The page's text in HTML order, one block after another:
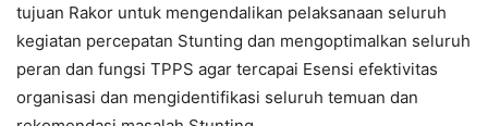
tujuan Rakor untuk mengendalikan pelaksanaan seluruh
kegiatan percepatan Stunting dan mengoptimalkan seluruh
peran dan fungsi TPPS agar tercapai Esensi efektivitas
organisasi dan mengidentifikasi seluruh temuan dan